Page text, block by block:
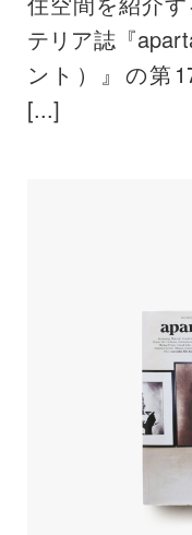
テリア誌『
ント）』の第
[...]